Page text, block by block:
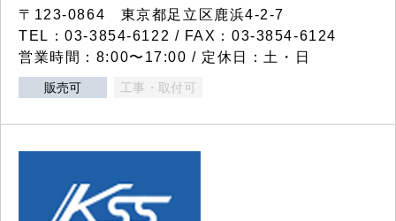
〒123-0864 東京都足立区鹿浜4-2-7
TEL：03-3854-6122 / FAX：03-3854-6124
営業時間：8:00〜17:00 / 定休日：土・日
販売可 工事・取付可